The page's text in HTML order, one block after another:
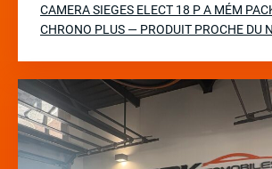
CAMERA SIEGES ELECT 18 P A MÉM
CHRONO PLUS — PRODUIT PROCHE DU